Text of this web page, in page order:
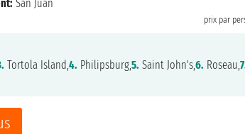
prix par
San Juan
Tortola Island,4. Philipsburg,5. Saint John's,6. Roseau,